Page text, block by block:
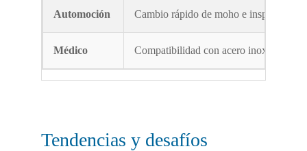
Automoción Cambio rápido de moho e inspección
Médico Compatibilidad con acero inoxidable
Tendencias y desafíos